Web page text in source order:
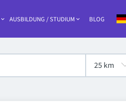
Haupt-Navigation
AUSBILDUNG / STUDIUM BLOG